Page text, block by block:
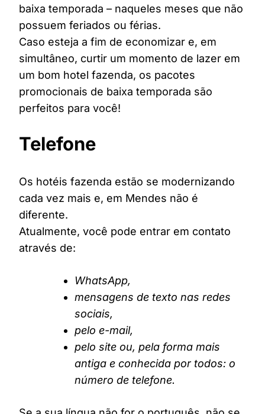
baixa temporada – naqueles meses que não
possuem feriados ou férias.
Caso esteja a fim de economizar e, em
simultâneo, curtir um momento de lazer em
um bom hotel fazenda, os pacotes
promocionais de baixa temporada são
perfeitos para você!
Telefone
Os hotéis fazenda estão se modernizando
cada vez mais e, em Mendes não é
diferente.
Atualmente, você pode entrar em contato
através de:
WhatsApp,
mensagens de texto nas redes
sociais,
pelo e-mail,
pelo site ou, pela forma mais
antiga e conhecida por todos: o
número de telefone.